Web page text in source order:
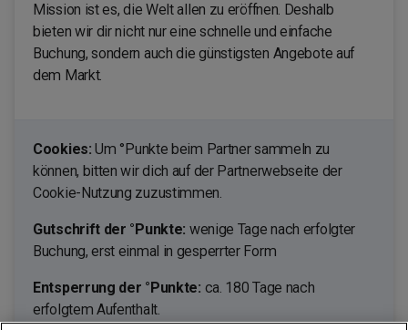
Mission ist es, die Welt allen zu eröffnen. Deshalb
bieten wir dir nicht nur eine schnelle und einfache
Buchung, sondern auch die günstigsten Angebote auf
dem Markt.
Cookies: Um °Punkte beim Partner sammeln zu
können, bitten wir dich auf der Partnerwebseite der
Cookie-Nutzung zuzustimmen.
Gutschrift der °Punkte: wenige Tage nach erfolgter
Buchung, erst einmal in gesperrter Form
Entsperrung der °Punkte: ca. 180 Tage nach
erfolgtem Aufenthalt.